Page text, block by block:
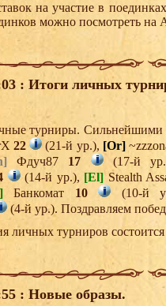
на участие в
можно посмотреть на
: Итоги личных
турниры. Сильнейшими
22 (21-й ур.), [Or]
Фдуч87 17
(17-й
(14-й ур.), [El] Stealth
Банкомат 10
(10-й
(4-й ур.). Поздравляем
личных турниров состоится
: Новые образы.